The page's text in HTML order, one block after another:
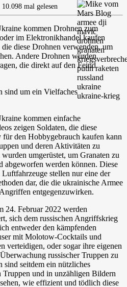
10.098 mal gelesen
kommen Drohnen zum
im Elektronikhandel kaufen
diese Drohnen verwenden, um
Andere Drohnen wurden
die direkt auf den Feind
sind um ein Vielfaches
kommen einfache
zeigen Soldaten, die diese
den Hobbygebrauch kaufen kann
und deren Aktivitäten zu
umgerüstet, um Granaten zu
abgeworfen werden können. Diese
stellen nur eine der
dar, die die ukrainische Armee
entgegenzuwirken.
24. Februar 2022 werden
sich dem russischen Angriffskrieg
entweder den kämpfenden
mit Molotow-Cocktails und
verteidigen, oder sogar ihre eigenen
russischer Truppen zu
seitdem ein nützliches
und in unzähligen Bildern
wie effizient und tödlich diese